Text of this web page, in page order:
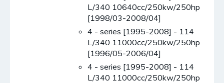
L/340 10640cc/250kw/250hp
[1998/03-2008/04]
4 - series [1995-2008] - 114
L/340 11000cc/250kw/250hp
[1996/05-2006/04]
4 - series [1995-2008] - 114
L/340 11000cc/250kw/250hp